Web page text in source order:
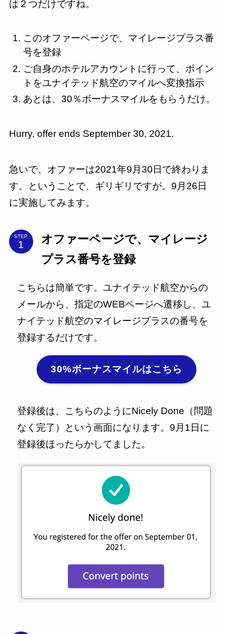
は２つだけですね。
このオファーページで、マイレージプラス番
号を登録
ご自身のホテルアカウントに行って、ポイン
トをユナイテッド航空のマイルへ変換指示
あとは、30％ボーナスマイルをもらうだけ。
Hurry, offer ends September 30, 2021.
急いで、オファーは2021年9月30日で終わりま
す。ということで、ギリギリですが。9月26日
に実施してみます。
STEP
オファーページで、マイレージ
プラス番号を登録
こちらは簡単です。ユナイテッド航空からの
メールから、指定のWEBページへ遷移し、ユ
ナイテッド航空のマイレージプラスの番号を
登録するだけです。
30%ボーナスマイルはこちら
登録後は、こちらのようにNicely Done（問題
なく完了）という画面になります。9月1日に
登録後ほったらかしてました。